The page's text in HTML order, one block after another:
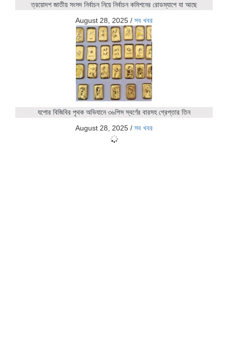
ত্রয়োদশ জাতীয় সংসদ নির্বাচন নিয়ে নির্বাচন কমিশনের রোডম্যাপে যা আছে
August 28, 2025 / সব খবর
যশোর বিজিবির পৃথক অভিযানে ৩৬পিস স্বর্ণের বারসহ গ্রেপ্তার তিন
August 28, 2025 / সব খবর